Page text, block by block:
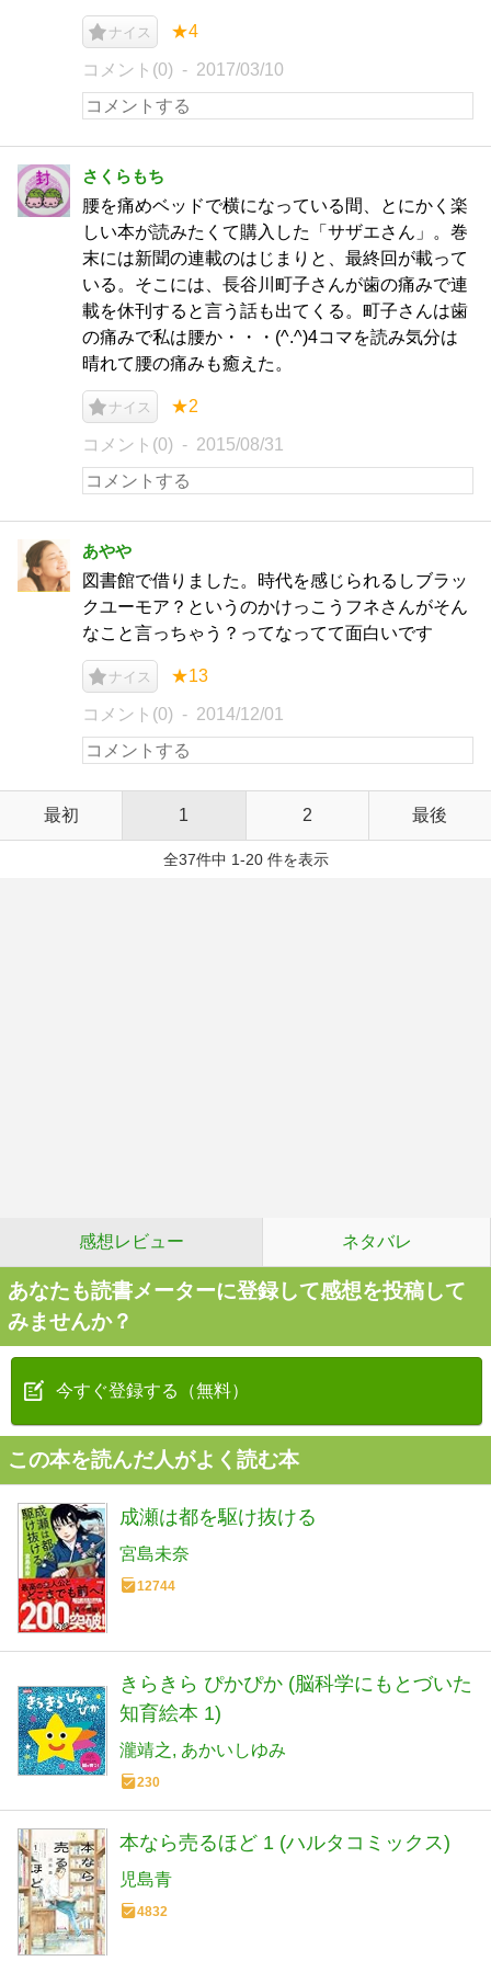
ナイス ★4
コメント(0) 2017/03/10
さくらもち
腰を痛めベッドで横になっている間、とにかく楽
しい本が読みたくて購入した「サザエさん」。巻
末には新聞の連載のはじまりと、最終回が載って
いる。そこには、長谷川町子さんが歯の痛みで連
載を休刊すると言う話も出てくる。町子さんは歯
の痛みで私は腰か・・・(^.^)4コマを読み気分は
晴れて腰の痛みも癒えた。
ナイス ★2
コメント(0) 2015/08/31
あやや
図書館で借りました。時代を感じられるしブラッ
クユーモア？というのかけっこうフネさんがそん
なこと言っちゃう？ってなってて面白いです
ナイス ★13
コメント(0) 2014/12/01
最初 1 2 最後
全37件中 1-20 件を表示
感想レビュー ネタバレ
あなたも読書メーターに登録して感想を投稿して
みませんか？
今すぐ登録する（無料）
この本を読んだ人がよく読む本
成瀬は都を駆け抜ける
宮島未奈
12744
きらきら ぴかぴか (脳科学にもとづいた
知育絵本 1)
瀧靖之 あかいしゆみ
230
本なら売るほど 1 (ハルタコミックス)
児島青
4832